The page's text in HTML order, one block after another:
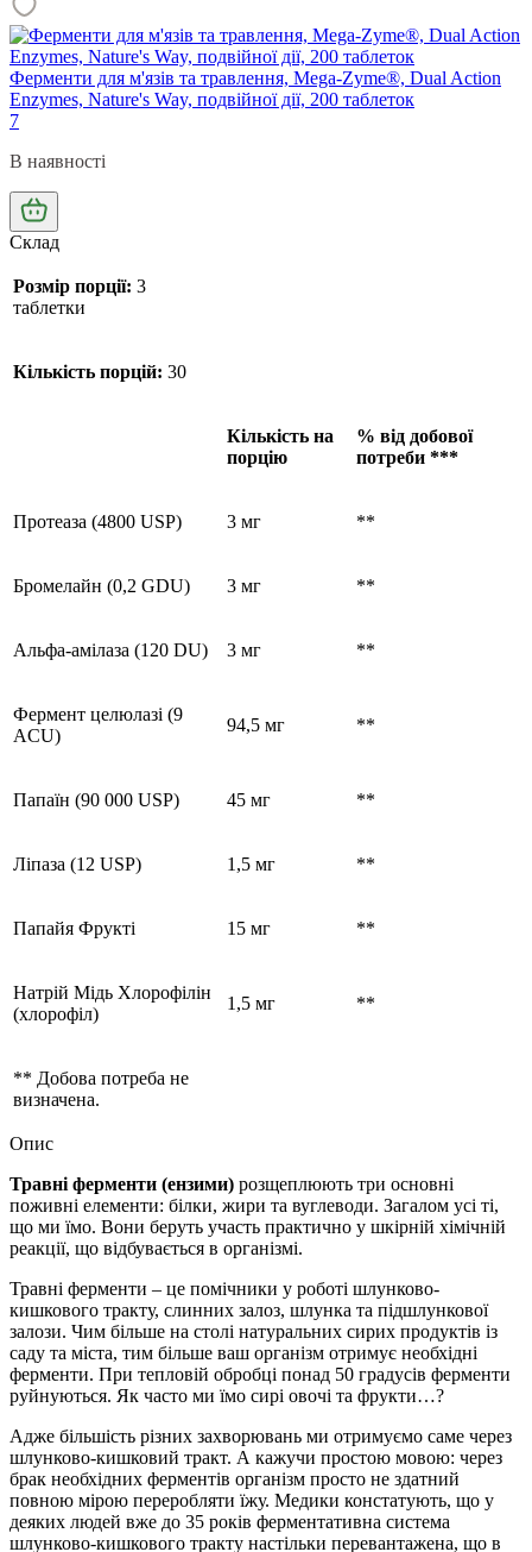
Ферменти для м'язів та травлення, Mega-Zyme®, Dual Action
Enzymes, Nature's Way, подвійної дії, 200 таблеток
7
В наявності
Склад
Розмір порції: 3
таблетки
Кількість порцій: 30
Кількість на
порцію
% від добової
потреби ***
Протеаза (4800 USP) 3 мг **
Бромелайн (0,2 GDU) 3 мг **
Альфа-амілаза (120 DU) 3 мг **
Фермент целюлазі (9
ACU)
94,5 мг **
Папаїн (90 000 USP) 45 мг **
Ліпаза (12 USP) 1,5 мг **
Папайя Фрукті 15 мг **
Натрій Мідь Хлорофілін
(хлорофіл)
1,5 мг **
** Добова потреба не
визначена.
Опис
Травні ферменти (ензими) розщеплюють три основні
поживні елементи: білки, жири та вуглеводи. Загалом усі ті,
що ми їмо. Вони беруть участь практично у шкірній хімічній
реакції, що відбувається в організмі.
Травні ферменти – це помічники у роботі шлунково-
кишкового тракту, слинних залоз, шлунка та підшлункової
залози. Чим більше на столі натуральних сирих продуктів із
саду та міста, тим більше ваш організм отримує необхідні
ферменти. При тепловій обробці понад 50 градусів ферменти
руйнуються. Як часто ми їмо сирі овочі та фрукти…?
Адже більшість різних захворювань ми отримуємо саме через
шлунково-кишковий тракт. А кажучи простою мовою: через
брак необхідних ферментів організм просто не здатний
повною мірою переробляти їжу. Медики констатують, що у
деяких людей вже до 35 років ферментативна система
шлунково-кишкового тракту настільки перевантажена, що в